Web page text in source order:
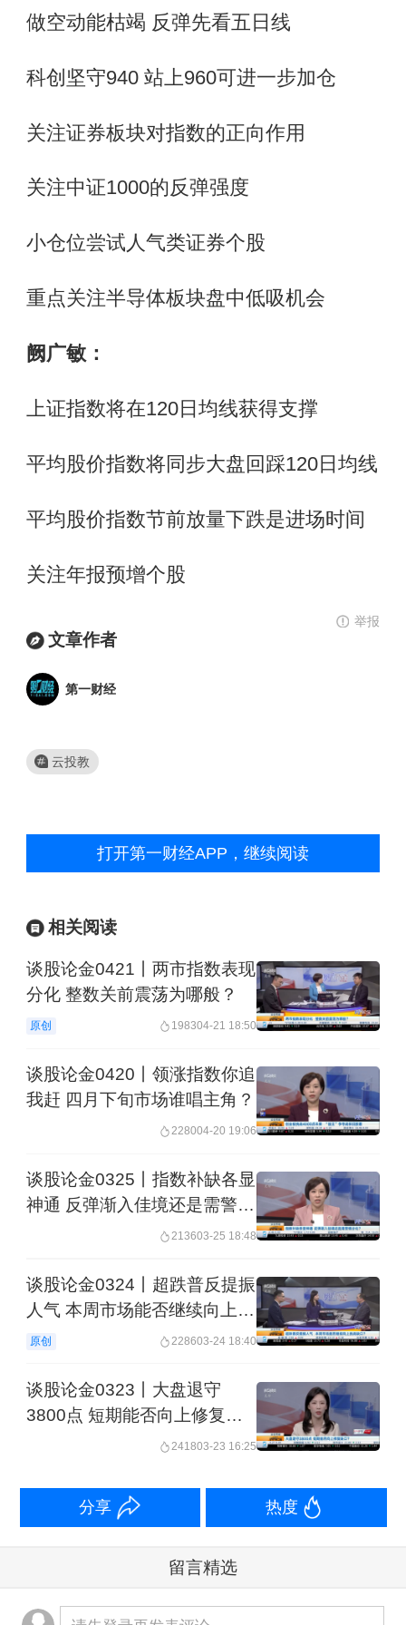
做空动能枯竭 反弹先看五日线
科创坚守940 站上960可进一步加仓
关注证券板块对指数的正向作用
关注中证1000的反弹强度
小仓位尝试人气类证券个股
重点关注半导体板块盘中低吸机会
阙广敏：
上证指数将在120日均线获得支撑
平均股价指数将同步大盘回踩120日均线
平均股价指数节前放量下跌是进场时间
关注年报预增个股
举报
文章作者
第一财经
云投教
打开第一财经APP，继续阅读
相关阅读
谈股论金0421丨两市指数表现
分化 整数关前震荡为哪般？
原创 198304-21 18:50
谈股论金0420丨领涨指数你追
我赶 四月下旬市场谁唱主角？
228004-20 19:06
谈股论金0325丨指数补缺各显
神通 反弹渐入佳境还是需警惕
213603-25 18:48
谈股论金0324丨超跌普反提振
人气 本周市场能否继续向上挑
战缺口？
原创 228603-24 18:40
谈股论金0323丨大盘退守
3800点 短期能否向上修复缺
241803-23 16:25
分享 热度
留言精选